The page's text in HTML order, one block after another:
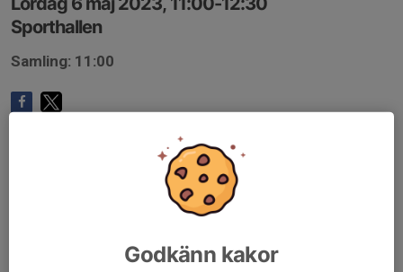
Sporthallen
Samling: 11:00
Godkänn kakor